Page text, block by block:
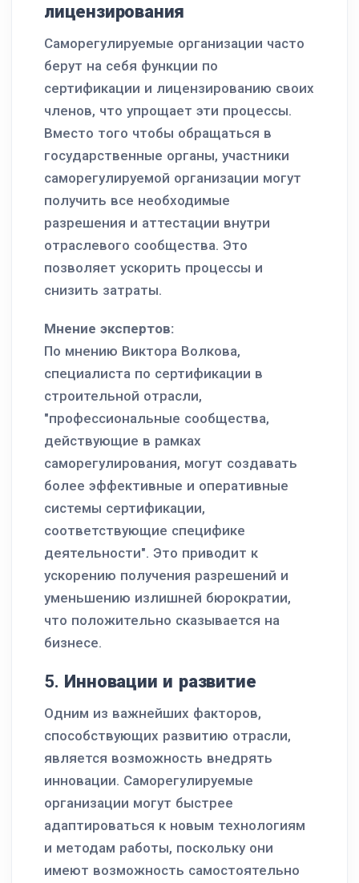
лицензирования
Саморегулируемые организации часто
берут на себя функции по
сертификации и лицензированию своих
членов, что упрощает эти процессы.
Вместо того чтобы обращаться в
государственные органы, участники
саморегулируемой организации могут
получить все необходимые
разрешения и аттестации внутри
отраслевого сообщества. Это
позволяет ускорить процессы и
снизить затраты.
Мнение экспертов:
По мнению Виктора Волкова,
специалиста по сертификации в
строительной отрасли,
"профессиональные сообщества,
действующие в рамках
саморегулирования, могут создавать
более эффективные и оперативные
системы сертификации,
соответствующие специфике
деятельности". Это приводит к
ускорению получения разрешений и
уменьшению излишней бюрократии,
что положительно сказывается на
бизнесе.
5. Инновации и развитие
Одним из важнейших факторов,
способствующих развитию отрасли,
является возможность внедрять
инновации. Саморегулируемые
организации могут быстрее
адаптироваться к новым технологиям
и методам работы, поскольку они
имеют возможность самостоятельно